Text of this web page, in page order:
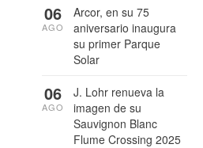
Arcor, en su 75
aniversario inaugura
su primer Parque
Solar
06
AGO
J. Lohr renueva la
imagen de su
Sauvignon Blanc
Flume Crossing 2025
06
AGO